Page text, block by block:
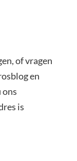
of vragen
en
ons
is